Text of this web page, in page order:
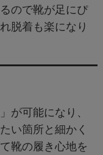
ので靴が足にぴ
脱着も楽になり
が可能になり、
い箇所と細かく
靴の履き心地を